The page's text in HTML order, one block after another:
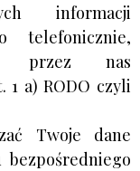
informacji
telefonicznie,
przez nas
a) RODO czyli
Twoje dane